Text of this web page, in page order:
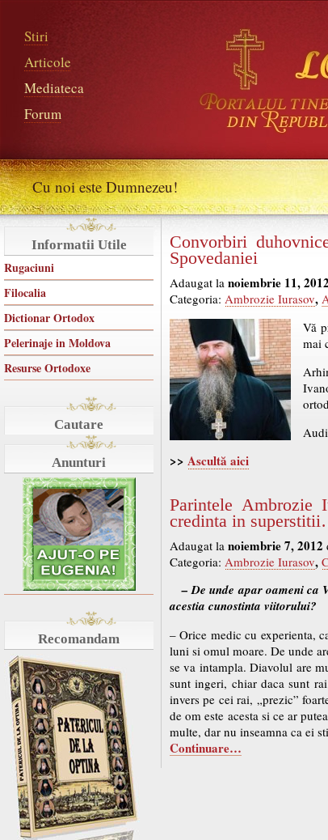
Stiri
Articole
Mediateca
Forum
Cu noi este Dumnezeu!
Informatii Utile
Rugaciuni
Filocalia
Dictionar Ortodox
Pelerinaje in Moldova
Resurse Ortodoxe
Cautare
Anunturi
Recomandam
Convorbiri
Spovedaniei
Adaugat la noiembrie 11, 2012
Categoria: Ambrozie Iurasov,
Vă
mai
>> Ascultă aici
Parintele Ambrozie
credinta in
Adaugat la noiembrie 7, 2012
Categoria: Ambrozie Iurasov,
– De unde apar oameni ca
acestia cunostinta viitorului?
– Orice medic cu experienta,
luni si omul moare. De unde
se va intampla. Diavolul are
sunt ingeri, chiar daca sunt
invers pe cei rai, „prezic”
de om este acesta si ce ar
multe, dar nu inseamna ca ei
Continuare…